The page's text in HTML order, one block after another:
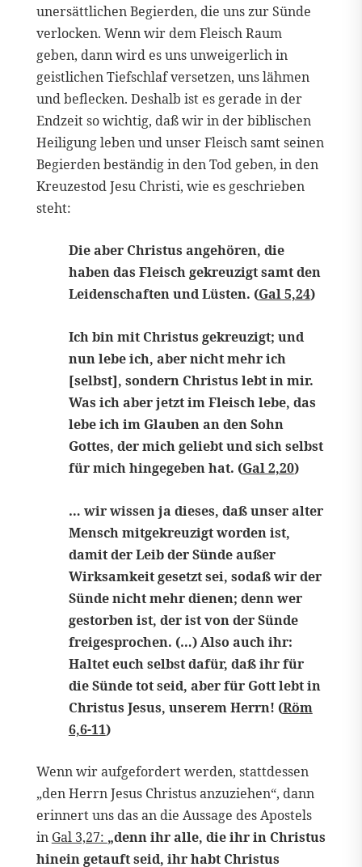
unersättlichen Begierden, die uns zur Sünde
verlocken. Wenn wir dem Fleisch Raum
geben, dann wird es uns unweigerlich in
geistlichen Tiefschlaf versetzen, uns lähmen
und beflecken. Deshalb ist es gerade in der
Endzeit so wichtig, daß wir in der biblischen
Heiligung leben und unser Fleisch samt seinen
Begierden beständig in den Tod geben, in den
Kreuzestod Jesu Christi, wie es geschrieben
steht:
Die aber Christus angehören, die
haben das Fleisch gekreuzigt samt den
Leidenschaften und Lüsten. (Gal 5,24)
Ich bin mit Christus gekreuzigt; und
nun lebe ich, aber nicht mehr ich
[selbst], sondern Christus lebt in mir.
Was ich aber jetzt im Fleisch lebe, das
lebe ich im Glauben an den Sohn
Gottes, der mich geliebt und sich selbst
für mich hingegeben hat. (Gal 2,20)
… wir wissen ja dieses, daß unser alter
Mensch mitgekreuzigt worden ist,
damit der Leib der Sünde außer
Wirksamkeit gesetzt sei, sodaß wir der
Sünde nicht mehr dienen; denn wer
gestorben ist, der ist von der Sünde
freigesprochen. (…) Also auch ihr:
Haltet euch selbst dafür, daß ihr für
die Sünde tot seid, aber für Gott lebt in
Christus Jesus, unserem Herrn! (Röm
6,6-11)
Wenn wir aufgefordert werden, stattdessen
„den Herrn Jesus Christus anzuziehen“, dann
erinnert uns das an die Aussage des Apostels
in Gal 3,27: „denn ihr alle, die ihr in Christus
hinein getauft seid, ihr habt Christus